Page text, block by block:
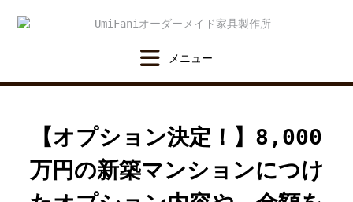
【オプション決定！】8,000
万円の新築マンションにつけ